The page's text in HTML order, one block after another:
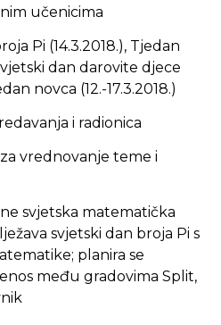
učenicima
Pi (14.3.2018.), Tjedan
dan darovite djece
novca (12.-17.3.2018.)
i radionica
vrednovanje teme i
svjetska matematička
svjetski dan broja Pi s
planira se
među gradovima Split,